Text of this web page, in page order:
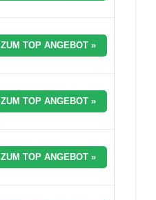
ZUM TOP ANGEBOT »
ZUM TOP ANGEBOT »
ZUM TOP ANGEBOT »